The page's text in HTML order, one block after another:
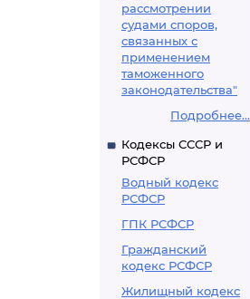
рассмотрении
судами споров,
связанных с
применением
таможенного
законодательства"
Подробнее...
Кодексы СССР и
РСФСР
Водный кодекс
РСФСР
ГПК РСФСР
Гражданский
кодекс РСФСР
Жилищный кодекс